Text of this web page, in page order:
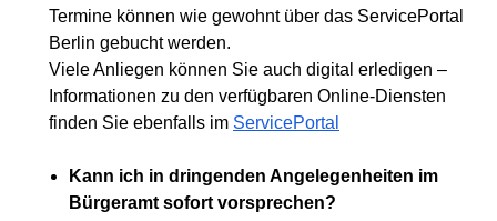
Termine können wie gewohnt über das ServicePortal
Berlin gebucht werden.
Viele Anliegen können Sie auch digital erledigen –
Informationen zu den verfügbaren Online-Diensten
finden Sie ebenfalls im ServicePortal
Kann ich in dringenden Angelegenheiten im
Bürgeramt sofort vorsprechen?